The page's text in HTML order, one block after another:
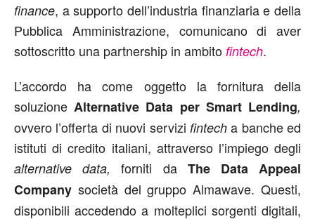
finance, a supporto dell’industria finanziaria e della
Pubblica Amministrazione, comunicano di aver
sottoscritto una partnership in ambito fintech.
L’accordo ha come oggetto la fornitura della
soluzioneAlternative Data per Smart Lending,
ovvero l’offerta di nuovi servizi fintecha banche ed
istituti di credito italiani, attraverso l’impiego degli
alternative data,forniti da The Data Appeal
Company società del gruppo Almawave. Questi,
disponibili accedendo a molteplici sorgenti digitali,